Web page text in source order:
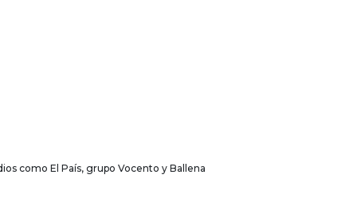
como El País, grupo Vocento y Ballena